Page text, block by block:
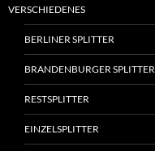
VERSCHIEDENES
BERLINER SPLITTER
BRANDENBURGER SPLITTER
RESTSPLITTER
EINZELSPLITTER